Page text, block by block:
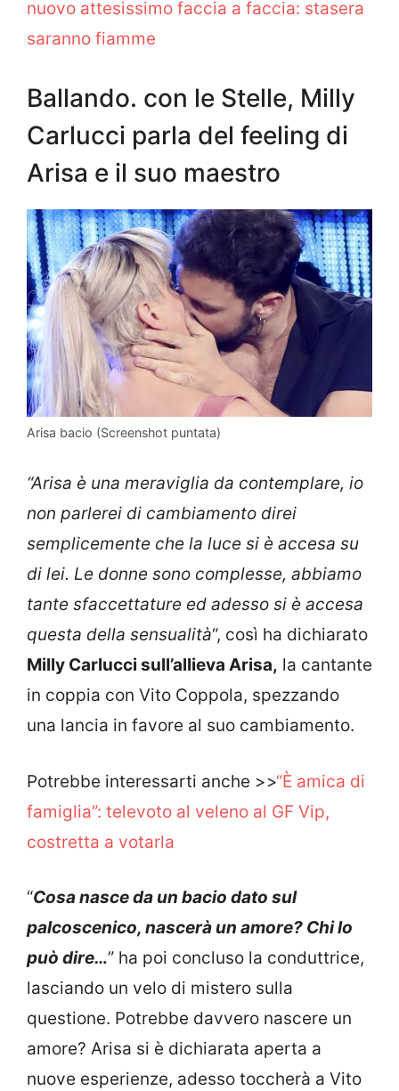
nuovo attesissimo faccia a faccia: stasera
saranno fiamme
Ballando. con le Stelle, Milly
Carlucci parla del feeling di
Arisa e il suo maestro
Arisa bacio (Screenshot puntata)
“Arisa è una meraviglia da contemplare, io
non parlerei di cambiamento direi
semplicemente che la luce si è accesa su
di lei. Le donne sono complesse, abbiamo
tante sfaccettature ed adesso si è accesa
questa della sensualità“, così ha dichiarato
Milly Carlucci sull’allieva Arisa, la cantante
in coppia con Vito Coppola, spezzando
una lancia in favore al suo cambiamento.
Potrebbe interessarti anche >>“È amica di
famiglia”: televoto al veleno al GF Vip,
costretta a votarla
“Cosa nasce da un bacio dato sul
palcoscenico, nascerà un amore? Chi lo
può dire…” ha poi concluso la conduttrice,
lasciando un velo di mistero sulla
questione. Potrebbe davvero nascere un
amore? Arisa si è dichiarata aperta a
nuove esperienze, adesso toccherà a Vito